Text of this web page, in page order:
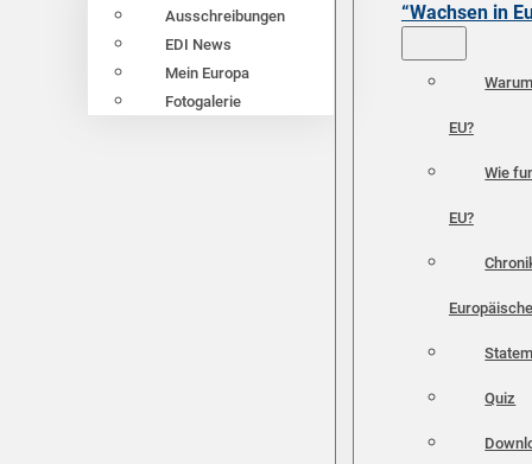
Ausschreibungen
EDI News
Mein Europa
Fotogalerie
“Wachsen in
EU?
Wie
EU?
Quiz